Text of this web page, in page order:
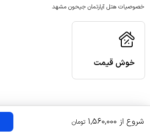
خصوصیات هتل آپارتمان جیحون مشهد
خوش قیمت
شروع از 1,560,000 تومان